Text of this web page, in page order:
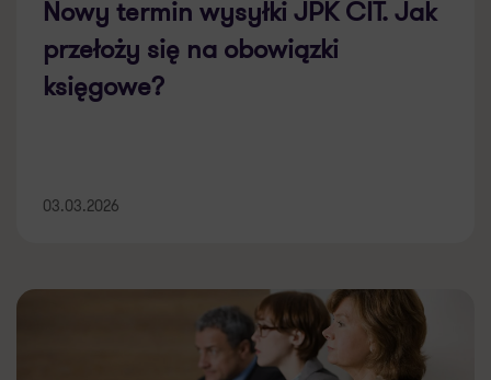
Nowy termin wysyłki JPK CIT. Jak
przełoży się na obowiązki
księgowe?
03.03.2026